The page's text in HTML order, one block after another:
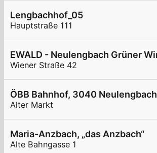
Lengbachhof_05
Hauptstraße 111
EWALD - Neulengbach Grüner
Wiener Straße 42
ÖBB Bahnhof, 3040
Alter Markt
Maria-Anzbach, „das Anzbach“
Alte Bahngasse 1